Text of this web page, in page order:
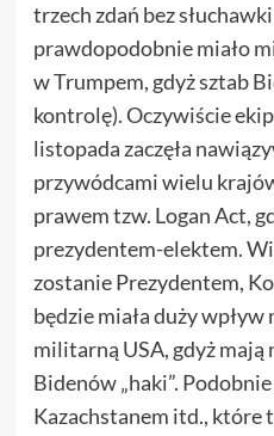
trzech zdań bez
prawdopodobnie miało
w Trumpem, gdyż sztab
kontrolę). Oczywiście
listopada zaczęła
przywódcami wielu
prawem tzw. Logan Act,
prezydentem-elektem.
zostanie Prezydentem,
będzie miała duży
militarną USA, gdyż mają
Bidenów „haki”.
Kazachstanem itd., które